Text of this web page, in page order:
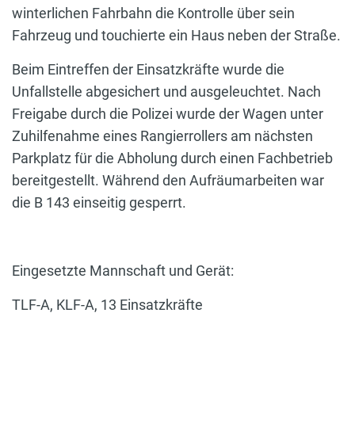
winterlichen Fahrbahn die Kontrolle über sein
Fahrzeug und touchierte ein Haus neben der Straße.
Beim Eintreffen der Einsatzkräfte wurde die
Unfallstelle abgesichert und ausgeleuchtet. Nach
Freigabe durch die Polizei wurde der Wagen unter
Zuhilfenahme eines Rangierrollers am nächsten
Parkplatz für die Abholung durch einen Fachbetrieb
bereitgestellt. Während den Aufräumarbeiten war
die B 143 einseitig gesperrt.
Eingesetzte Mannschaft und Gerät:
TLF-A, KLF-A, 13 Einsatzkräfte